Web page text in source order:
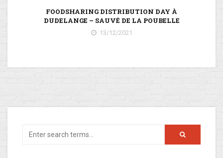
FOODSHARING DISTRIBUTION DAY À
DUDELANGE – SAUVÉ DE LA POUBELLE
13/12/2021